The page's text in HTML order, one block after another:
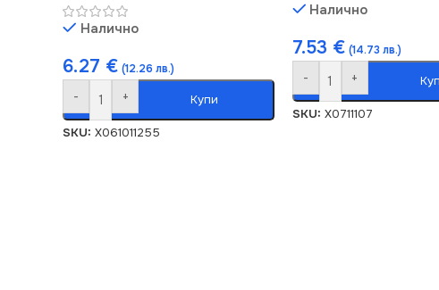
Налично
6.27 € (12.26 лв.)
- + Купи
SKU: X061011255
Налично
7.53 € (14.73 лв.)
- +
SKU: X0711107